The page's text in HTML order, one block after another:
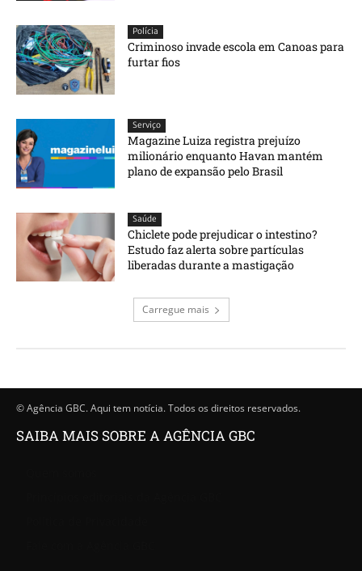
Polícia
Criminoso invade escola em Canoas para
furtar fios
Serviço
Magazine Luiza registra prejuízo
milionário enquanto Havan mantém
plano de expansão pelo Brasil
Saúde
Chiclete pode prejudicar o intestino?
Estudo faz alerta sobre partículas
liberadas durante a mastigação
Carregue mais
© Agência GBC. Aqui tem notícia. Todos os direitos reservados.
SAIBA MAIS SOBRE A AGÊNCIA GBC